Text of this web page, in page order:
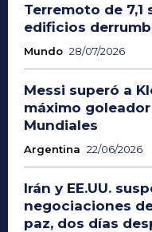
Terremoto de 7,1
edificios
Mundo 28/07/2026
Messi superó a
máximo
Mundiales
Argentina 22/06/2026
Irán y EE.UU.
negociaciones
paz, dos días